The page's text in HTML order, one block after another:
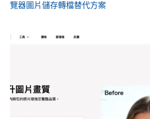
覽器圖片儲存轉檔替代方案